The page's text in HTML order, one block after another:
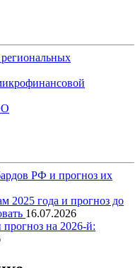
РФ и прогноз их
2025 года и прогноз до
16.07.2026
на 2026-й: